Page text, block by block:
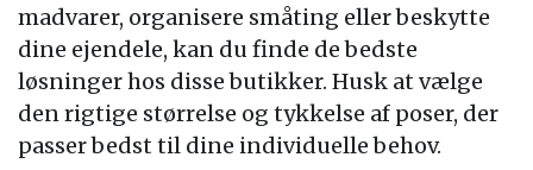
madvarer, organisere småting eller beskytte
dine ejendele, kan du finde de bedste
løsninger hos disse butikker. Husk at vælge
den rigtige størrelse og tykkelse af poser, der
passer bedst til dine individuelle behov.